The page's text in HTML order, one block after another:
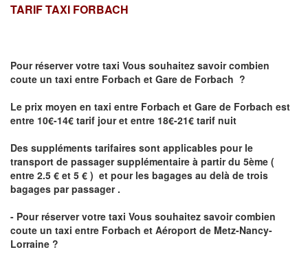
TARIF TAXI FORBACH
Pour réserver votre taxi Vous souhaitez savoircombien
coute un taxi entre Forbach et Gare de Forbach ?
Le prix moyen en taxi entre Forbach et Gare de Forbach est
entre 10€-14€ tarif jour et entre 18€-21€ tarif nuit
Des suppléments tarifaires sont applicables pour le
transport de passager supplémentaire à partir du 5ème (
entre 2.5 € et 5 € ) et pour les bagages au delà de trois
bagages par passager .
- Pour réserver votre taxi Vous souhaitez savoircombien
coute un taxi entre Forbach et Aéroport de Metz-Nancy-
Lorraine ?